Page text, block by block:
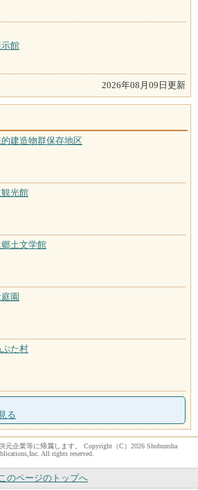
館
2026年08月09日更新
建造物群保存地区
光館
土文学館
園
た村
る
企業等に帰属します。 Copyright（C）2026 Shobunsha
All rights reserved.
のページのトップへ